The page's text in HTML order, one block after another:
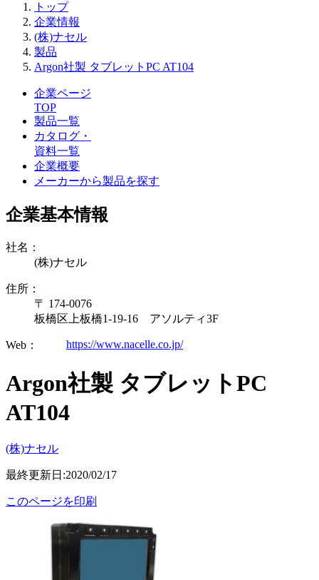
トップ
企業情報
(株)ナセル
製品
Argon社製 タブレットPC AT104
企業ページ
TOP
製品一覧
カタログ・
資料一覧
企業概要
メーカーから製品を探す
企業基本情報
社名：
(株)ナセル
住所：
〒 174-0076
板橋区上板橋1-19-16 アソルティ3F
Web： https://www.nacelle.co.jp/
Argon社製 タブレットPC
AT104
(株)ナセル
最終更新日:2020/02/17
このページを印刷